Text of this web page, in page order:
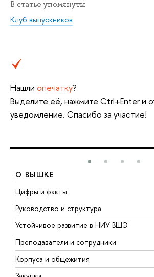
В статье упомянуты
Клуб выпускников
Нашли опечатку?
Выделите её, нажмите Ctrl+Enter и
уведомление. Спасибо за участие!
О ВЫШКЕ
Цифры и факты
Руководство и структура
Устойчивое развитие в НИУ ВШЭ
Преподаватели и сотрудники
Корпуса и общежития